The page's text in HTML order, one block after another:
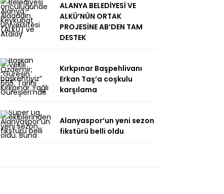
ALANYA BELEDİYESİ VE
ALKÜ’NÜN ORTAK
PROJESİNE AB’DEN TAM
DESTEK
Kırkpınar Başpehlivanı
Erkan Taş’a coşkulu
karşılama
Alanyaspor’un yeni sezon
fikstürü belli oldu